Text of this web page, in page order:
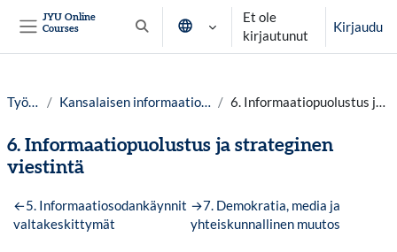
JYU Online
Courses
Vaihda hakusyöttöä
Et ole
kirjautunut
Kirjaudu
Työpöytä Kansalaisen informaatioturvallisuus lv. 25-26 6. Informaatiopuolustus ja strateginen viestintä
6. Informaatiopuolustus ja strateginen
viestintä
Osion ääriviiva
←5. Informaatiosodankäynnit
valtakeskittymät
→7. Demokratia, media ja
yhteiskunnallinen muutos